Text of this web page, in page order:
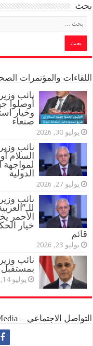
بحث
اللقاءات والمؤتمرات
‏نائب
أوصلوا
وخيار
صنعاء
يوليو 30, 2026
نائب
السلام
لمواجهة
الدولية
يوليو 27, 2026
نائب
الأحمر
خيار
قائم
يوليو 23, 2026
نائب
بمستقبل
يوليو 14, 2026
التواصل الاجتماعي – Social Media